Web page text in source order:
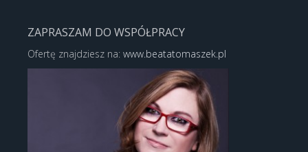
ZAPRASZAM DO WSPÓŁPRACY
Ofertę znajdziesz na: www.beatatomaszek.pl